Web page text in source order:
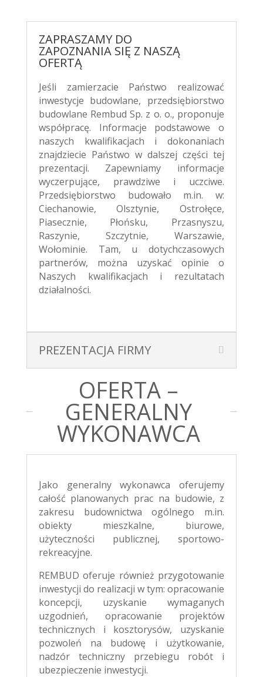
ZAPRASZAMY DO
ZAPOZNANIA SIĘ Z NASZĄ
OFERTĄ
Jeśli zamierzacie Państwo realizować
inwestycje budowlane, przedsiębiorstwo
budowlane Rembud Sp. z o. o., proponuje
współpracę. Informacje podstawowe o
naszych kwalifikacjach i dokonaniach
znajdziecie Państwo w dalszej części tej
prezentacji. Zapewniamy informacje
wyczerpujące, prawdziwe i uczciwe.
Przedsiębiorstwo budowało m.in. w:
Ciechanowie, Olsztynie, Ostrołęce,
Piasecznie, Płońsku, Przasnyszu,
Raszynie, Szczytnie, Warszawie,
Wołominie. Tam, u dotychczasowych
partnerów, można uzyskać opinie o
Naszych kwalifikacjach i rezultatach
działalności.
PREZENTACJA FIRMY
OFERTA –
GENERALNY
WYKONAWCA
Jako generalny wykonawca oferujemy
całość planowanych prac na budowie, z
zakresu budownictwa ogólnego m.in.
obiekty mieszkalne, biurowe,
użyteczności publicznej, sportowo-
rekreacyjne.
REMBUD oferuje również przygotowanie
inwestycji do realizacji w tym: opracowanie
koncepcji, uzyskanie wymaganych
uzgodnień, opracowanie projektów
technicznych i kosztorysów, uzyskanie
pozwoleń na budowę i użytkowanie,
nadzór techniczny przebiegu robót i
ubezpieczenie inwestycji.